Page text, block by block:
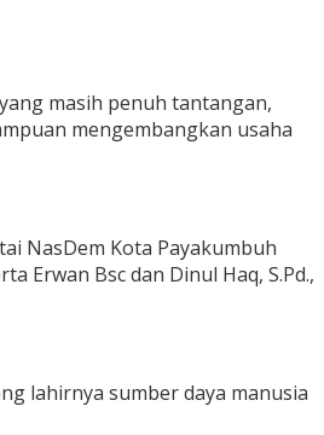
masih penuh tantangan,
mengembangkan usaha
NasDem Kota Payakumbuh
Erwan Bsc dan Dinul Haq, S.Pd.,
lahirnya sumber daya manusia